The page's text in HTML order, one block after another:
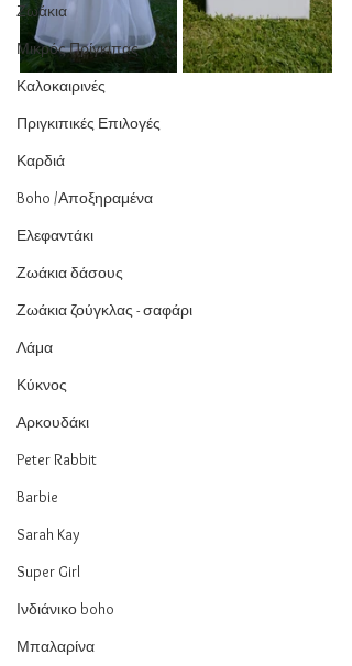
Ζωάκια
Μικρός Πρίγκιπας
Καλοκαιρινές
Πριγκιπικές Επιλογές
Καρδιά
Boho /Αποξηραμένα
Ελεφαντάκι
Ζωάκια δάσους
Ζωάκια ζούγκλας - σαφάρι
Λάμα
Κύκνος
Αρκουδάκι
Peter Rabbit
Barbie
Sarah Kay
Super Girl
Ινδιάνικο boho
Μπαλαρίνα